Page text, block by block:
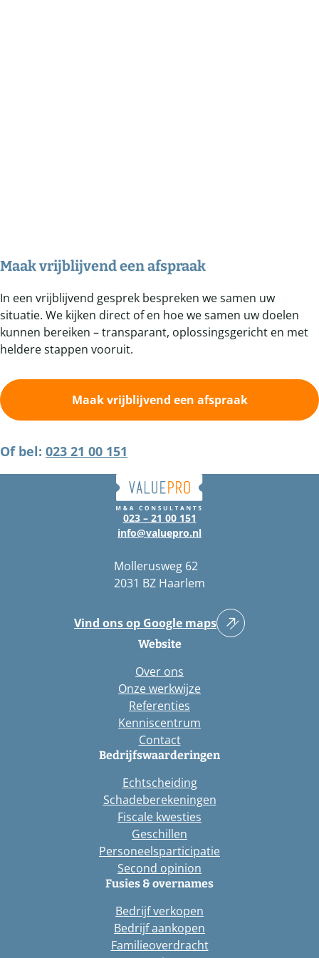
Maak vrijblijvend een afspraak
In een vrijblijvend gesprek bespreken we samen uw
situatie. We kijken direct of en hoe we samen uw doelen
kunnen bereiken – transparant, oplossingsgericht en met
heldere stappen vooruit.
Maak vrijblijvend een afspraak
Of bel: 023 21 00 151
023 – 21 00 151
info@valuepro.nl
Mollerusweg 62
2031 BZ Haarlem
Vind ons op Google maps
Website
Over ons
Onze werkwijze
Referenties
Kenniscentrum
Contact
Bedrijfswaarderingen
Echtscheiding
Schadeberekeningen
Fiscale kwesties
Geschillen
Personeelsparticipatie
Second opinion
Fusies & overnames
Bedrijf verkopen
Bedrijf aankopen
Familieoverdracht